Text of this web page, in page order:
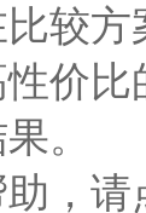
较
价比
。
，